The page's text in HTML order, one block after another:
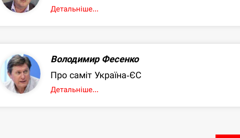
Детальніше...
Володимир Фесенко
Про саміт Україна-ЄС
Детальніше...